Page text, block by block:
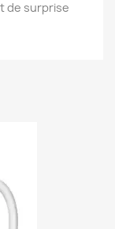
de surprise